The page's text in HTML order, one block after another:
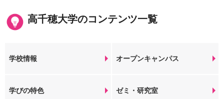
高千穂大学のコンテンツ一覧
学校情報 オープンキャンパス
学びの特色 ゼミ・研究室